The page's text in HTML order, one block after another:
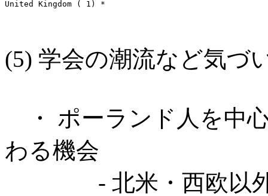
(5) 学会の潮流など気づ
・ ポーランド人を中
わる機会
- 北米・西欧以外で